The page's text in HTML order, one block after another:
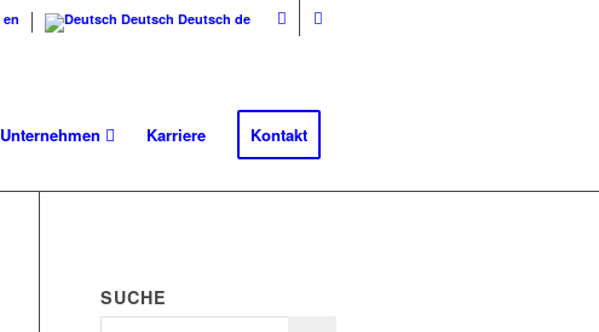
en Deutsch Deutsch de
Unternehmen Karriere Kontakt
SUCHE